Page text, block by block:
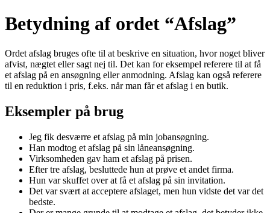
Betydning af ordet “Afslag”
Ordet afslag bruges ofte til at beskrive en situation, hvor noget bliver
afvist, nægtet eller sagt nej til. Det kan for eksempel referere til at få
et afslag på en ansøgning eller anmodning. Afslag kan også referere
til en reduktion i pris, f.eks. når man får et afslag i en butik.
Eksempler på brug
Jeg fik desværre et afslag på min jobansøgning.
Han modtog et afslag på sin låneansøgning.
Virksomheden gav ham et afslag på prisen.
Efter tre afslag, besluttede hun at prøve et andet firma.
Hun var skuffet over at få et afslag på sin invitation.
Det var svært at acceptere afslaget, men hun vidste det var det
bedste.